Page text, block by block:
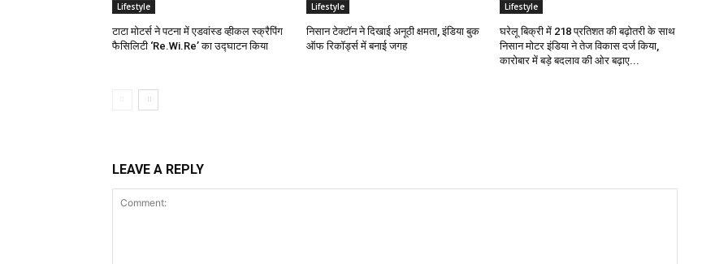
Lifestyle
टाटा मोटर्स ने पटना में एडवांस्ड व्हीकल स्क्रैपिंग
फैसिलिटी ‘Re.Wi.Re’ का उद्घाटन किया
Lifestyle
निसान टेक्टॉन ने दिखाई अनूठी क्षमता, इंडिया बुक
ऑफ रिकॉर्ड्स में बनाई जगह
Lifestyle
घरेलू बिक्री में 218 प्रतिशत की बढ़ोतरी के साथ
निसान मोटर इंडिया ने तेज विकास दर्ज किया,
कारोबार में बड़े बदलाव की ओर बढ़ाए...
LEAVE A REPLY